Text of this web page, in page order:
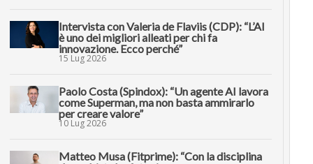
Intervista con Valeria de Flaviis (CDP): “L’AI
è uno dei migliori alleati per chi fa
innovazione. Ecco perché”
15 Lug 2026
Paolo Costa (Spindox): “Un agente AI lavora
come Superman, ma non basta ammirarlo
per creare valore”
10 Lug 2026
Matteo Musa (Fitprime): “Con la disciplina